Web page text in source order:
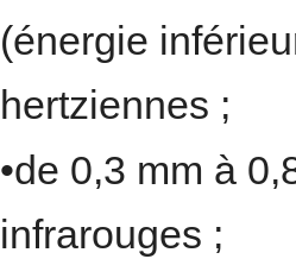
(énergie
hertziennes ;
•de 0,3 mm à
infrarouges ;